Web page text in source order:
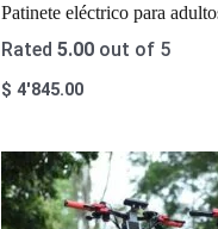
Patinete eléctrico para
Rated 5.00out of 5
$ 4'845.00